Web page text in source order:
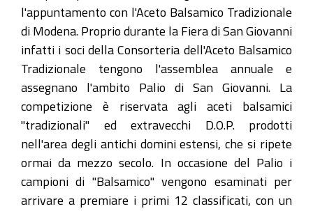
l'appuntamento con l'Aceto Balsamico Tradizionale
di Modena. Proprio durante la Fiera di San Giovanni
infatti i soci della Consorteria dell'Aceto Balsamico
Tradizionale tengono l'assemblea annuale e
assegnano l'ambito Palio di San Giovanni. La
competizione è riservata agli aceti balsamici
"tradizionali" ed extravecchi D.O.P. prodotti
nell'area degli antichi domini estensi, che si ripete
ormai da mezzo secolo. In occasione del Palio i
campioni di "Balsamico" vengono esaminati per
arrivare a premiare i primi 12 classificati, con un